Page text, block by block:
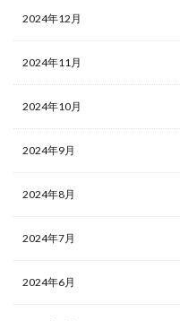
2024年12月
2024年11月
2024年10月
2024年9月
2024年8月
2024年7月
2024年6月